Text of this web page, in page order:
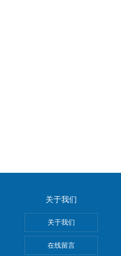
关于我们
关于我们
在线留言